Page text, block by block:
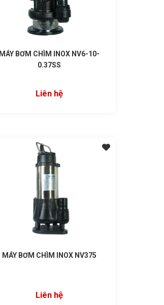
MÁY BƠM CHÌM INOX NV6-10-
0.37SS
Liên hệ
MÁY BƠM CHÌM INOX NV375
Liên hệ